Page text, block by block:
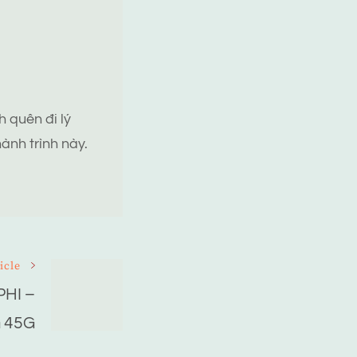
quên đi lý
trình này.
–
45G